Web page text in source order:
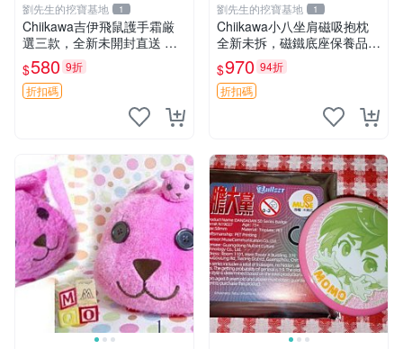
劉先生的挖寶基地 1
Chiikawa吉伊飛鼠護手霜厳
選三款，全新未開封直送 飛
鼠 護手霜 吉伊三款 新貨
$580 9折
折扣碼
劉先生的挖寶基地 1
Chiikawa小八坐肩磁吸抱枕
全新未拆，磁鐵底座保養品專
用 磁鐵 磁吸 抱枕
$970 94折
折扣碼